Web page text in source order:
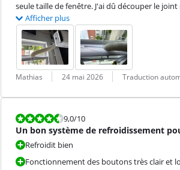
seule taille de fenêtre. J'ai dû découper le
Afficher plus
Évaluation par :
Mathias
Date : 24 mai 2026
Traduction : Traduction
La note est 9,0 sur 10.
9,0/10
Un bon système de refroidissement
Refroidit bien
Fonctionnement des boutons très clair et